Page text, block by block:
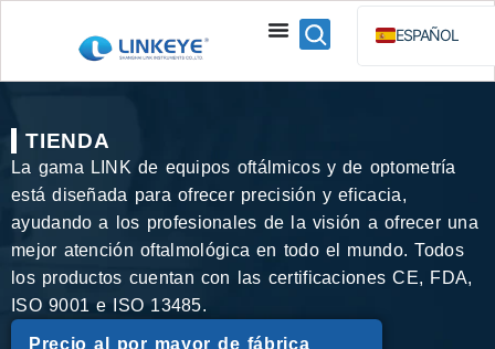
ESPAÑOL
ENGLISH
TIENDA
La gama LINK de equipos oftálmicos y de optometría
está diseñada para ofrecer precisión y eficacia,
ayudando a los profesionales de la visión a ofrecer una
mejor atención oftalmológica en todo el mundo. Todos
los productos cuentan con las certificaciones CE, FDA,
ISO 9001 e ISO 13485.
Precio al por mayor de fábrica